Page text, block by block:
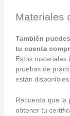
Materiales
También
tu cuenta
Estos materiales
pruebas de
están
Recuerda que la
obtener tu